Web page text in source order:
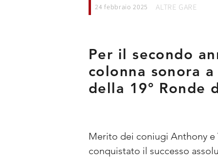
24 febbraio 2025 ALTRE GARE
Per il secondo
colonna sonora
della 19° Ronde
Merito dei coniugi Anthony e
conquistato il successo